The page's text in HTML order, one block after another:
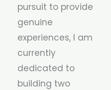
pursuit to provide
genuine
experiences, I am
currently
dedicated to
building two